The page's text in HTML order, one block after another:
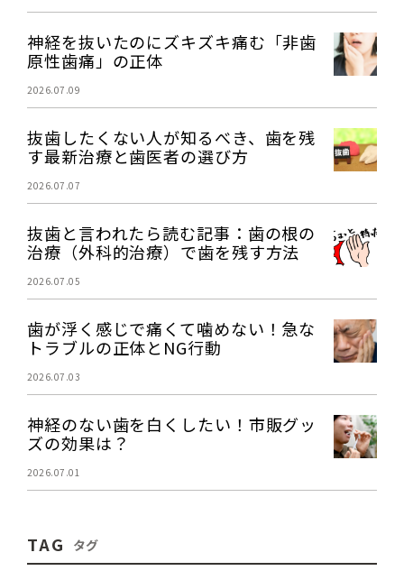
神経を抜いたのにズキズキ痛む「非歯
原性歯痛」の正体
2026.07.09
抜歯したくない人が知るべき、歯を残
す最新治療と歯医者の選び方
2026.07.07
抜歯と言われたら読む記事：歯の根の
治療（外科的治療）で歯を残す方法
2026.07.05
歯が浮く感じで痛くて噛めない！急な
トラブルの正体とNG行動
2026.07.03
神経のない歯を白くしたい！市販グッ
ズの効果は？
2026.07.01
TAG タグ